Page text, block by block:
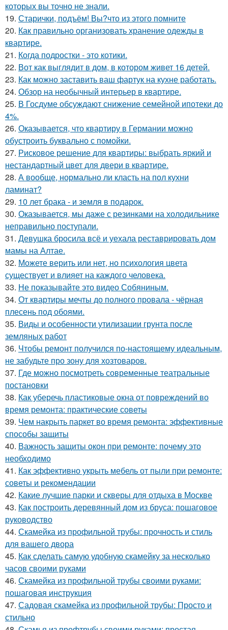
которых вы точно не знали.
19. Старички, подъём! Вы?что из этого помните
20. Как правильно организовать хранение одежды в
квартире.
21. Когда подростки - это котики.
22. Вот как выглядит в дом, в котором живет 16 детей.
23. Как можно заставить ваш фартук на кухне работать.
24. Обзор на необычный интерьер в квартире.
25. В Госдуме обсуждают снижение семейной ипотеки до
4%.
26. Оказывается, что квартиру в Германии можно
обустроить буквально с помойки.
27. Рисковое решение для квартиры: выбрать яркий и
нестандартный цвет для двери в квартире.
28. А вообще, нормально ли класть на пол кухни
ламинат?
29. 10 лет брака - и земля в подарок.
30. Оказывается, мы даже с резинками на холодильнике
неправильно поступали.
31. Девушка бросила всё и уехала реставрировать дом
мамы на Алтае.
32. Можете верить или нет, но психология цвета
существует и влияет на каждого человека.
33. Не показывайте это видео Собяниным.
34. От квартиры мечты до полного провала - чёрная
плесень под обоями.
35. Виды и особенности утилизации грунта после
земляных работ
36. Чтобы ремонт получился по-настоящему идеальным,
не забудьте про зону для хозтоваров.
37. Где можно посмотреть современные театральные
постановки
38. Как уберечь пластиковые окна от повреждений во
время ремонта: практические советы
39. Чем накрыть паркет во время ремонта: эффективные
способы защиты
40. Важность защиты окон при ремонте: почему это
необходимо
41. Как эффективно укрыть мебель от пыли при ремонте:
советы и рекомендации
42. Какие лучшие парки и скверы для отдыха в Москве
43. Как построить деревянный дом из бруса: пошаговое
руководство
44. Скамейка из профильной трубы: прочность и стиль
для вашего двора
45. Как сделать самую удобную скамейку за несколько
часов своими руками
46. Скамейка из профильной трубы своими руками:
пошаговая инструкция
47. Садовая скамейка из профильной трубы: Просто и
стильно